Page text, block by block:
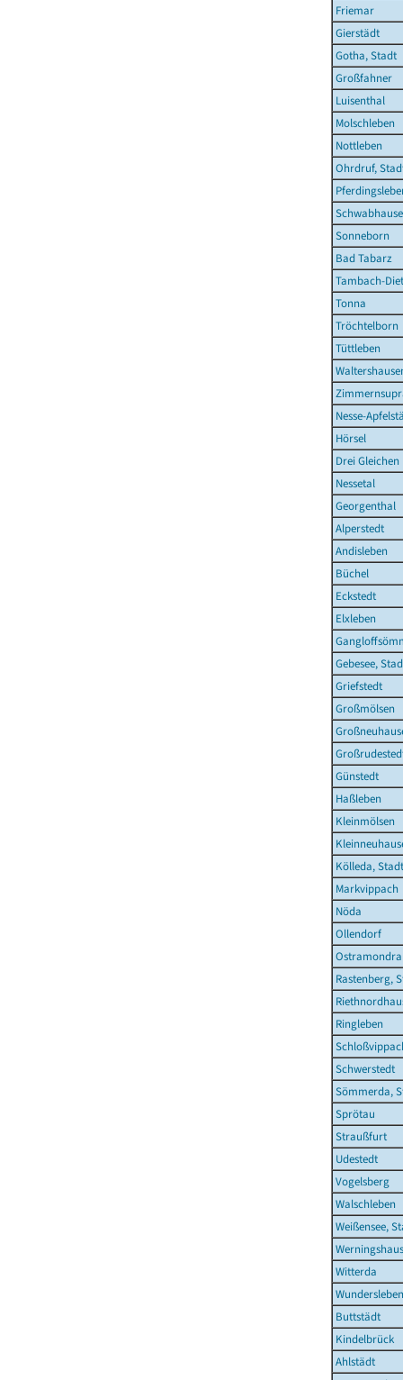
Friemar
Gierstädt
Gotha, Stadt
Großfahner
Luisenthal
Molschleben
Nottleben
Ohrdruf,
Sonneborn
Bad Tabarz
Tambach-
Tonna
Tröchtelborn
Tüttleben
Nesse-
Hörsel
Drei Gleichen
Nessetal
Georgenthal
Alperstedt
Andisleben
Büchel
Eckstedt
Elxleben
Gebesee,
Griefstedt
Großmölsen
Günstedt
Haßleben
Kleinmölsen
Kölleda, Stadt
Markvippach
Nöda
Ollendorf
Ostramondra
Rastenberg,
Ringleben
Schwerstedt
Sömmerda,
Sprötau
Straußfurt
Udestedt
Vogelsberg
Walschleben
Weißensee,
Witterda
Wundersleben
Buttstädt
Kindelbrück
Ahlstädt